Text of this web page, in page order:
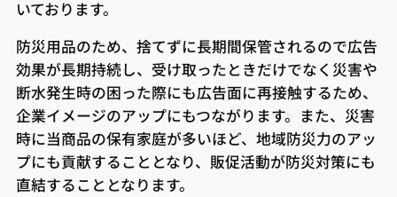
いております。
防災用品のため、捨てずに長期間保管されるので広告
効果が長期持続し、受け取ったときだけでなく災害や
断水発生時の困った際にも広告面に再接触するため、
企業イメージのアップにもつながります。また、災害
時に当商品の保有家庭が多いほど、地域防災力のアッ
プにも貢献することとなり、販促活動が防災対策にも
直結することとなります。